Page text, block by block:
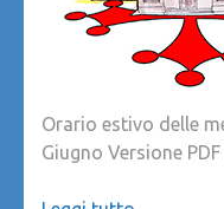
Orario estivo delle
Giugno Versione